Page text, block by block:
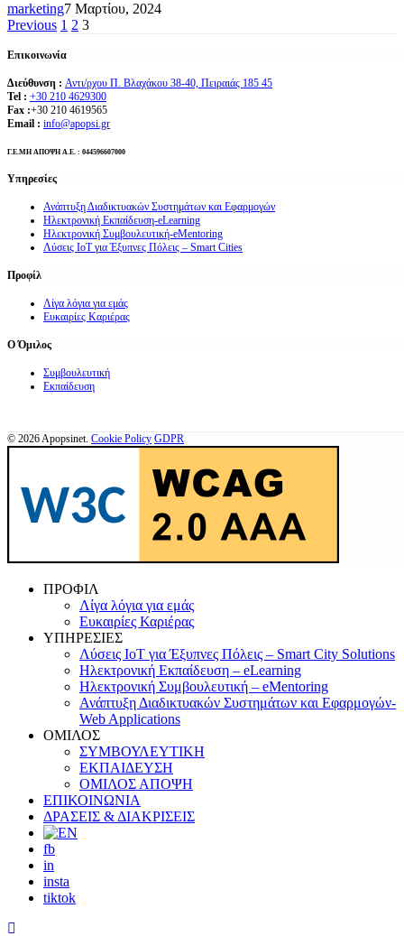
marketing7 Μαρτίου, 2024
Previous 1 2 3
Επικοινωνία
Διεύθυνση : Αντι/ρχου Π. Βλαχάκου 38-40, Πειραιάς 185 45
Tel : +30 210 4629300
Fax :+30 210 4619565
Email : info@apopsi.gr
Γ.Ε.ΜΗ ΑΠΟΨΗ Α.Ε. : 044596607000
Υπηρεσίες
Ανάπτυξη Διαδικτυακών Συστημάτων και Εφαρμογών
Ηλεκτρονική Εκπαίδευση-eLearning
Ηλεκτρονική Συμβουλευτική-eMentoring
Λύσεις ΙοΤ για Έξυπνες Πόλεις – Smart Cities
Προφίλ
Λίγα λόγια για εμάς
Ευκαιρίες Καριέρας
Ο Όμιλος
Συμβουλευτική
Εκπαίδευση
© 2026 Apopsinet. Cookie Policy GDPR
Close
ΠΡΟΦΙΛ
Λίγα λόγια για εμάς
Ευκαιρίες Καριέρας
ΥΠΗΡΕΣΙΕΣ
Λύσεις ΙοΤ για Έξυπνες Πόλεις – Smart City Solutions
Ηλεκτρονική Εκπαίδευση – eLearning
Ηλεκτρονική Συμβουλευτική – eMentoring
Ανάπτυξη Διαδικτυακών Συστημάτων και Εφαρμογών-
Web Applications
ΟΜΙΛΟΣ
ΣΥΜΒΟΥΛΕΥΤΙΚΗ
ΕΚΠΑΙΔΕΥΣΗ
ΟΜΙΛΟΣ ΑΠΟΨΗ
ΕΠΙΚΟΙΝΩΝΙΑ
ΔΡΑΣΕΙΣ & ΔΙΑΚΡΙΣΕΙΣ
fb
in
insta
tiktok